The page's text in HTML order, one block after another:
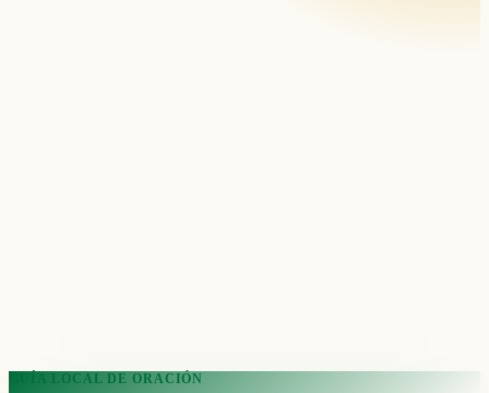
GUÍA LOCAL DE ORACIÓN